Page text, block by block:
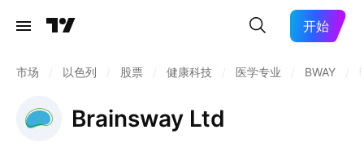
开始
市场 以色列 股票 健康科技 医学专业 BWAY
Brainsway Ltd